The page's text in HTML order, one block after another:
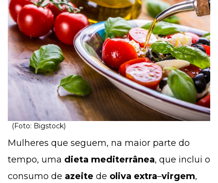
(Foto: Bigstock)
Mulheres que seguem, na maior parte do
tempo, uma dieta mediterrânea, que inclui o
consumo de azeite de oliva extra–virgem,